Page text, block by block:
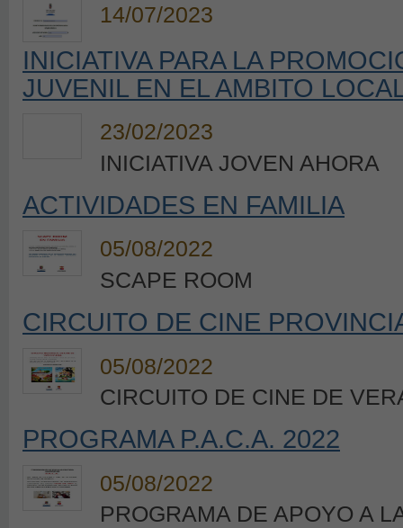
14/07/2023
INICIATIVA PARA LA
JUVENIL EN EL AMBITO
23/02/2023
INICIATIVA JOVEN AHORA
ACTIVIDADES EN FAMILIA
05/08/2022
SCAPE ROOM
CIRCUITO DE CINE
05/08/2022
CIRCUITO DE CINE DE
PROGRAMA P.A.C.A. 2022
05/08/2022
PROGRAMA DE APOYO A